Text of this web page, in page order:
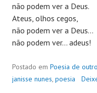
não podem ver a Deus.
Ateus, olhos cegos,
não podem ver a Deus…
não podem ver… adeus!
Postado em Poesia de
janisse nunes, poesia